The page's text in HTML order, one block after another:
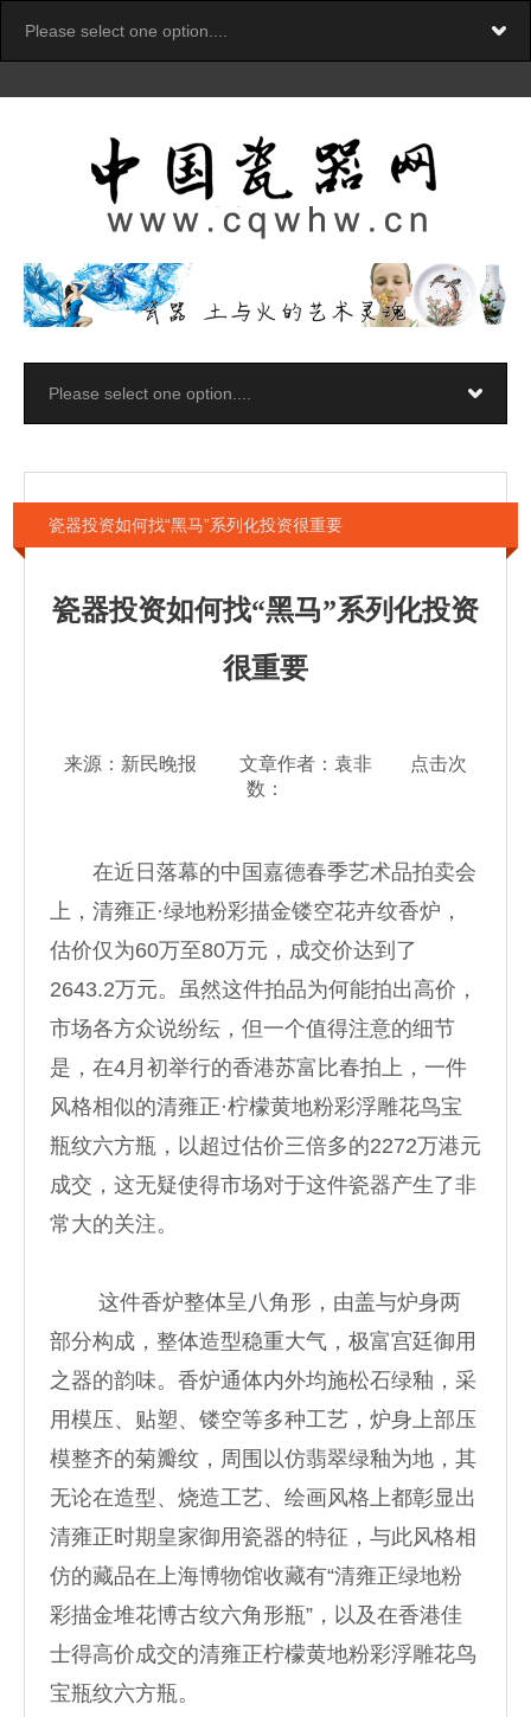
瓷器投资如何找“黑马”系列化投资很重要
瓷器投资如何找“黑马”系列化投资
很重要
来源：新民晚报 文章作者：袁非 点击次
数：
在近日落幕的中国嘉德春季艺术品拍卖会
上，清雍正·绿地粉彩描金镂空花卉纹香炉，
估价仅为60万至80万元，成交价达到了
2643.2万元。虽然这件拍品为何能拍出高价，
市场各方众说纷纭，但一个值得注意的细节
是，在4月初举行的香港苏富比春拍上，一件
风格相似的清雍正·柠檬黄地粉彩浮雕花鸟宝
瓶纹六方瓶，以超过估价三倍多的2272万港元
成交，这无疑使得市场对于这件瓷器产生了非
常大的关注。
这件香炉整体呈八角形，由盖与炉身两
部分构成，整体造型稳重大气，极富宫廷御用
之器的韵味。香炉通体内外均施松石绿釉，采
用模压、贴塑、镂空等多种工艺，炉身上部压
模整齐的菊瓣纹，周围以仿翡翠绿釉为地，其
无论在造型、烧造工艺、绘画风格上都彰显出
清雍正时期皇家御用瓷器的特征，与此风格相
仿的藏品在上海博物馆收藏有“清雍正绿地粉
彩描金堆花博古纹六角形瓶”，以及在香港佳
士得高价成交的清雍正柠檬黄地粉彩浮雕花鸟
宝瓶纹六方瓶。